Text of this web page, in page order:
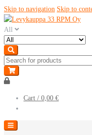
Skip to navigation Skip to
All
Cart / 0,00 €